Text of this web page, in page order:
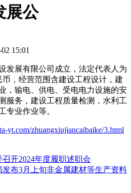
展公
15:01
展有限公司成立，法定代表人为
，经营范围含建设工程设计，建
，输电、供电、受电电力设施的安
服务，建设工程质量检测，水利工
专业作业等。
yt.com/zhuangxiujiancaibaike/3.html
开2024年度履职述职会
发布3月上旬非金属建材等生产资料